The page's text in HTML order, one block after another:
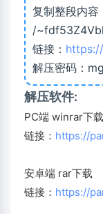
复制整段内容
/
链接：
解压密码：mg
解压软件:
PC端 winrar下载
链接： https://
安卓端 rar下载
链接： https://